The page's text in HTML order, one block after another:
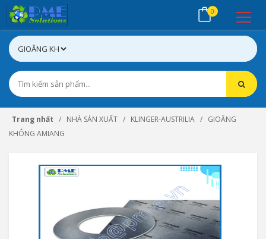
0
Trang nhất NHÀ SẢN XUẤT KLINGER-AUSTRILIA
GIOĂNG
KHÔNG AMIANG